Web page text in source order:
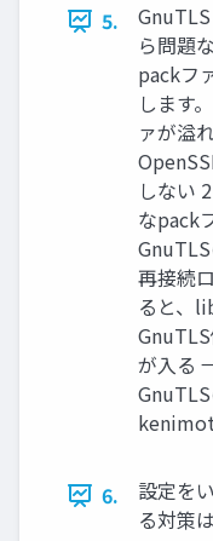
5.
ら問題
packフ
します
ァが溢
しない
なpack
再接続
ると、
が入る
6.
設定を
る対策